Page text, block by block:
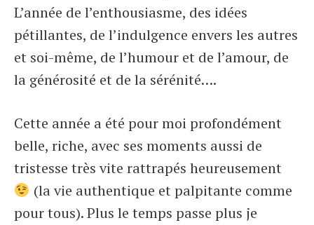
L’année de l’enthousiasme, des idées
pétillantes, de l’indulgence envers les autres
et soi-même, de l’humour et de l’amour, de
la générosité et de la sérénité….
Cette année a été pour moi profondément
belle, riche, avec ses moments aussi de
tristesse très vite rattrapés heureusement
(la vie authentique et palpitante comme
pour tous). Plus le temps passe plus je